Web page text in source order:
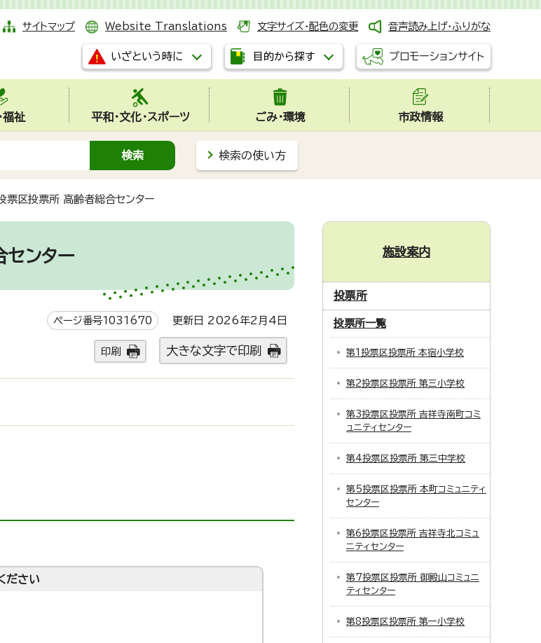
サイトマップ Website Translations 文字サイズ・配色の変更 音声読み上げ・ふりがな
いざという時に 目的から探す プロモーションサイト
福祉 平和・文化・スポーツ ごみ・環境 市政情報
検索の使い方
票区投票所 高齢者総合センター
ンター
ページ番号1031670 更新日 2026年2月4日
印刷 大きな文字で印刷
ださい
施設案内
投票所
投票所一覧
第1投票区投票所 本宿小学校
第2投票区投票所 第三小学校
第3投票区投票所 吉祥寺南町コミ
ュニティセンター
第4投票区投票所 第三中学校
第5投票区投票所 本町コミュニティ
センター
第6投票区投票所 吉祥寺北コミュ
ニティセンター
第7投票区投票所 御殿山コミュニ
ティセンター
第8投票区投票所 第一小学校